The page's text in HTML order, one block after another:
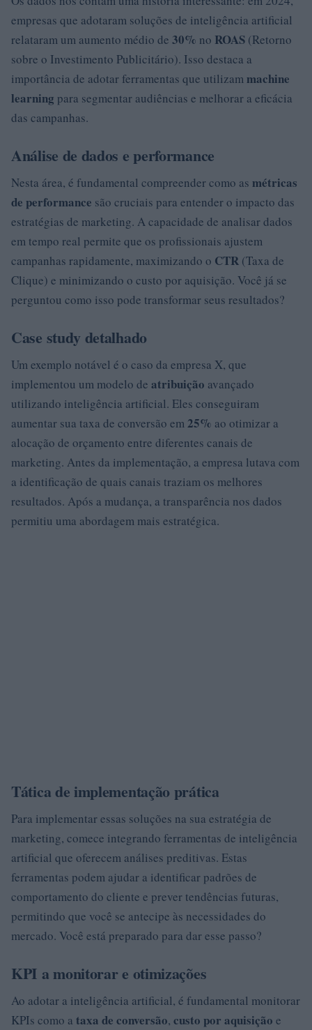
empresas que adotaram soluções de inteligência artificial
relataram um aumento médio de 30% no ROAS (Retorno
sobre o Investimento Publicitário). Isso destaca a
importância de adotar ferramentas que utilizammachine
learning para segmentar audiências e melhorar a eficácia
das campanhas.
Análise de dados e performance
Nesta área, é fundamental compreender como as métricas
de performance são cruciais para entender o impacto das
estratégias de marketing. A capacidade de analisar dados
em tempo real permite que os profissionais ajustem
campanhas rapidamente, maximizando o CTR (Taxa de
Clique) e minimizando o custo por aquisição. Você já se
perguntou como isso pode transformar seus resultados?
Case study detalhado
Um exemplo notável é o caso da empresa X, que
implementou um modelo de atribuição avançado
utilizando inteligência artificial. Eles conseguiram
aumentar sua taxa de conversão em25% ao otimizar a
alocação de orçamento entre diferentes canais de
marketing. Antes da implementação, a empresa lutava com
a identificação de quais canais traziam os melhores
resultados. Após a mudança, a transparência nos dados
permitiu uma abordagem mais estratégica.
Tática de implementação prática
Para implementar essas soluções na sua estratégia de
marketing, comece integrando ferramentas de inteligência
artificial que oferecem análises preditivas. Estas
ferramentas podem ajudar a identificar padrões de
comportamento do cliente e prever tendências futuras,
permitindo que você se antecipe às necessidades do
mercado. Você está preparado para dar esse passo?
KPI a monitorar e otimizações
Ao adotar a inteligência artificial, é fundamental monitorar
KPIs como a taxa de conversão, custo por aquisição e